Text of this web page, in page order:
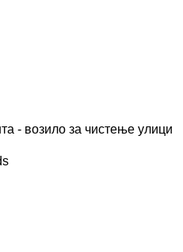
- возило за чистење улици